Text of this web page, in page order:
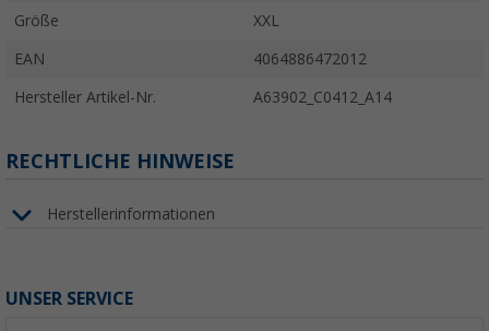
Größe XXL
EAN 4064886472012
Hersteller Artikel-Nr. A63902_C0412_A14
RECHTLICHE HINWEISE
Herstellerinformationen
UNSER SERVICE